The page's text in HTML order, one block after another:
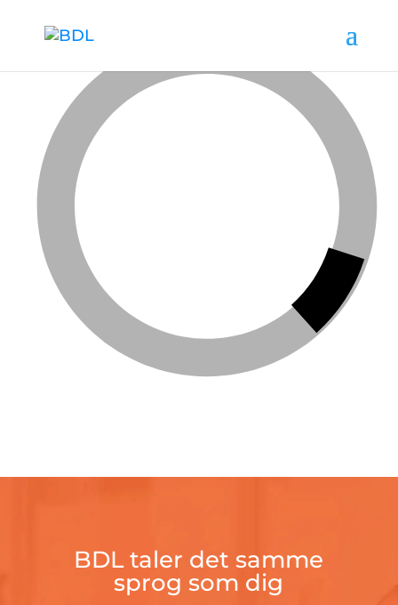
BDL taler det samme
sprog som dig